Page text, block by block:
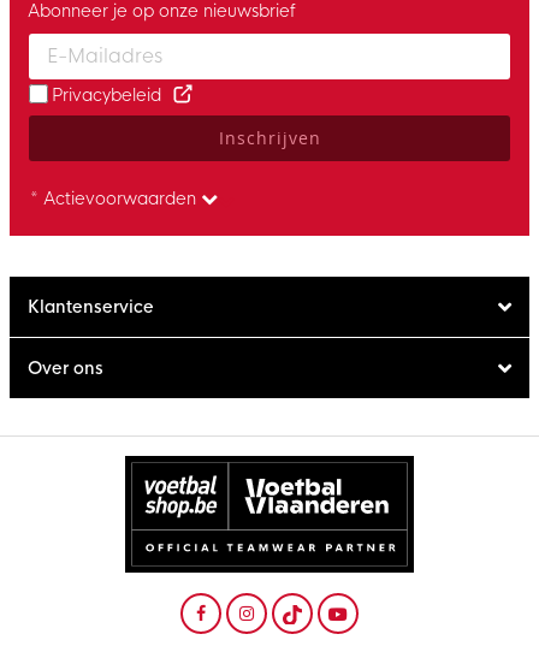
Enter your email and accept the privacy policy to subscribe to
Abonneer je op onze nieuwsbrief
Privacybeleid
Inschrijven
* Actievoorwaarden
Klantenservice
Over ons